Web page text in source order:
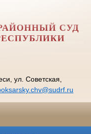
СУД
ул. Советская,